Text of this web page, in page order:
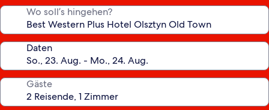
Wo soll’s hingehen?
Daten
Gäste